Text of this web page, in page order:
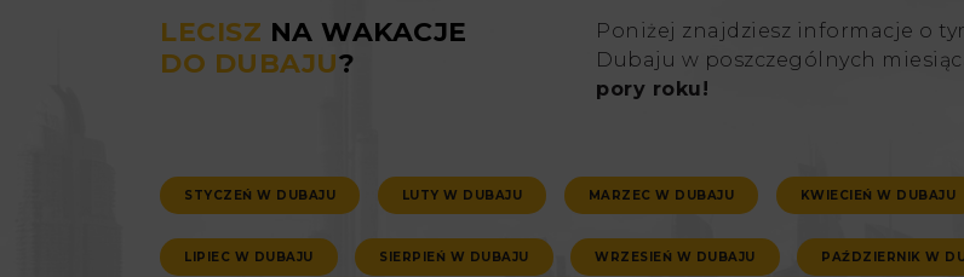
LECISZ NA WAKACJE
DO DUBAJU?
Poniżej znajdziesz informacje o
Dubaju w poszczególnych
pory roku!
STYCZEŃ W DUBAJU LUTY W DUBAJU MARZEC W DUBAJU KWIECIEŃ W DUBAJU
LIPIEC W DUBAJU SIERPIEŃ W DUBAJU WRZESIEŃ W DUBAJU PAŹDZIERNIK W